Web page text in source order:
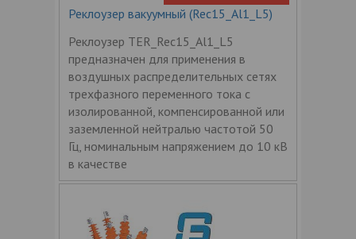
Реклоузер вакуумный (Rec15_Al1_L5)
Реклоузер TER_Rec15_Al1_L5
предназначен для применения в
воздушных распределительных сетях
трехфазного переменного тока с
изолированной, компенсированной или
заземленной нейтралью частотой 50
Гц, номинальным напряжением до 10 кВ
в качестве